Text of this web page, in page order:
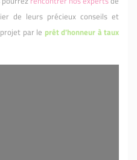
de leurs précieux conseils et
par le prêt d'honneur à taux